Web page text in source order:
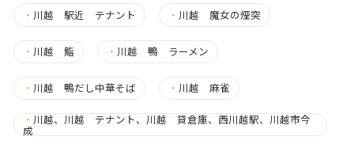
・ 川越 駅近 テナント ・ 川越 魔女の煙突
・ 川越 鮨 ・ 川越 鴨 ラーメン
・ 川越 鴨だし中華そば ・ 川越 麻雀
・ 川越、川越 テナント、川越 貸倉庫、西川越駅、川越市今
成